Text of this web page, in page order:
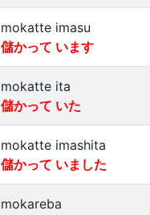
mokatte imasu
儲かって います
mokatte ita
儲かって いた
mokatte imashita
儲かって いました
mokareba